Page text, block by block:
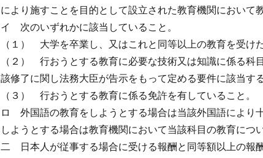
により施すことを目的として設立された教育機関において
イ 次のいずれかに該当していること。
（１） 大学を卒業し、又はこれと同等以上の教育を受けた
（２） 行おうとする教育に必要な技術又は知識に係る科
該修了に関し法務大臣が告示をもって定める要件に該当す
（３） 行おうとする教育に係る免許を有していること。
ロ 外国語の教育をしようとする場合は当該外国語により
しようとする場合は教育機関において当該科目の教育につ
二 日本人が従事する場合に受ける報酬と同等額以上の報酬